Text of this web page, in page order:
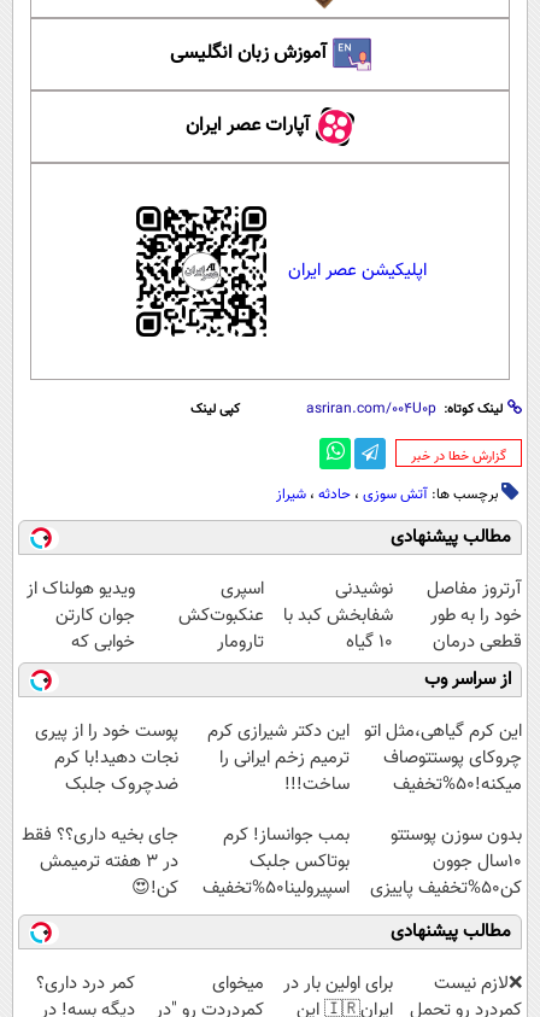
آموزش زبان انگلیسی
آپارات عصر ایران
اپلیکیشن عصر ایران
لینک کوتاه: کپی لینک
‌گزارش خطا در خبر
برچسب ها: آتش سوزی ، حادثه ، شیراز
مطالب پیشنهادی
آرتروز مفاصل
خود را به طور
قطعی درمان
کنید!
◗پرسش‌نامه◖
نوشیدنی
شفابخش کبد با
10 گیاه
موثر(تخفیف تا
امشب)
اسپری
عنکبوت‌‌کش
تارومار
ازبین‌برنده انواع
عنکبوت
ویدیو هولناک از
جوان کارتن
خوابی که
میلیاردر شد.
آموزش رایگان
از سراسر وب
این کرم گیاهی،مثل اتو
چروکای پوستتوصاف
میکنه!50%تخفیف
این دکتر شیرازی کرم
ترمیم زخم ایرانی را
ساخت!!!
پوست خود را از پیری
نجات دهید!با کرم
ضدچروک جلبک
بدون سوزن پوستتو
10سال جوون
کن50%تخفیف پاییزی
بمب جوانساز! کرم
بوتاکس جلبک
اسپیرولینا50%تخفیف
جای بخیه داری؟؟ فقط
در 3 هفته ترمیمش
کن!😍
مطالب پیشنهادی
❌لازم نیست
کمردرد رو تحمل
برای اولین بار در
ایران🇮🇷 این
میخوای
کمردردت رو "در
کمر درد داری؟
دیگه بسه! در